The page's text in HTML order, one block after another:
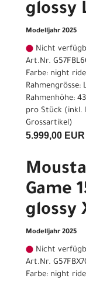
glossy
Modelljahr 2025
Nicht
Art.Nr.
Farbe: night
Rahmengrösse:
Rahmenhöhe:
pro Stück (inkl.
Grossartikel)
5.999,00 EUR
Game
glossy
Modelljahr 2025
Nicht
Art.Nr.
Farbe: night